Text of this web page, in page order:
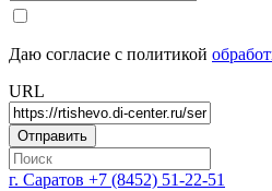
Даю согласие с политикой
URL
г. Саратов +7 (8452) 51-22-51